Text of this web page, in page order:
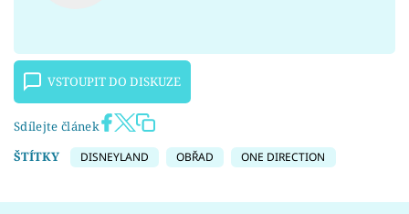
VSTOUPIT DO DISKUZE
Sdílejte článek
ŠTÍTKY
DISNEYLAND OBŘAD ONE DIRECTION